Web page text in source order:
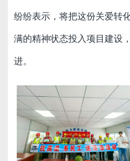
纷纷表示，将把这份关爱转
满的精神状态投入项目建设
进。